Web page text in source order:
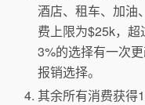
酒店、租车、加油
费上限为$25k，
3%的选择有一次
报销选择。
其余所有消费获得